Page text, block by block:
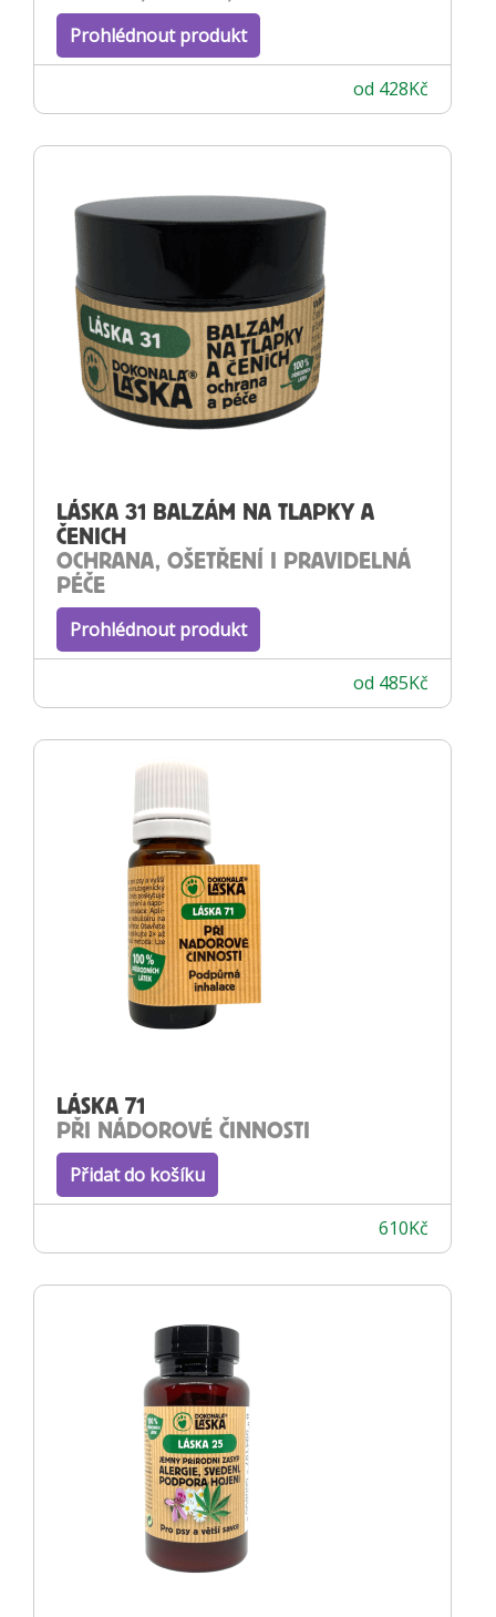
Prohlédnout produkt
od 428Kč
LÁSKA 31 BALZÁM NA TLAPKY A
ČENICH
OCHRANA, OŠETŘENÍ I PRAVIDELNÁ
PÉČE
Prohlédnout produkt
od 485Kč
LÁSKA 71
PŘI NÁDOROVÉ ČINNOSTI
Přidat do košíku
610Kč